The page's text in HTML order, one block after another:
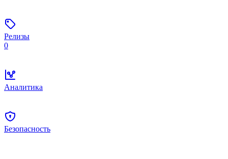
Релизы
0
Аналитика
Безопасность